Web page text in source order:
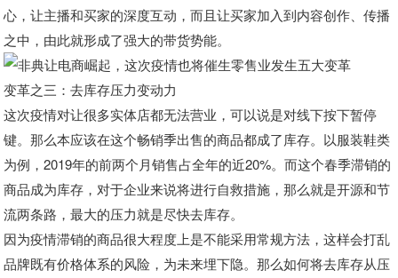
心，让主播和买家的深度互动，而且让买家加入到内容创作、传播
之中，由此就形成了强大的带货势能。
变革之三：去库存压力变动力
这次疫情对让很多实体店都无法营业，可以说是对线下按下暂停
键。那么本应该在这个畅销季出售的商品都成了库存。 以服装鞋类
为例，2019年的前两个月销售占全年的近20%。而这个春季滞销的
商品成为库存，对于企业来说将进行自救措施，那么就是开源和节
流两条路，最大的压力就是尽快去库存。
因为疫情滞销的商品很大程度上是不能采用常规方法，这样会打乱
品牌既有价格体系的风险，为未来埋下隐。那么如何将去库存从压